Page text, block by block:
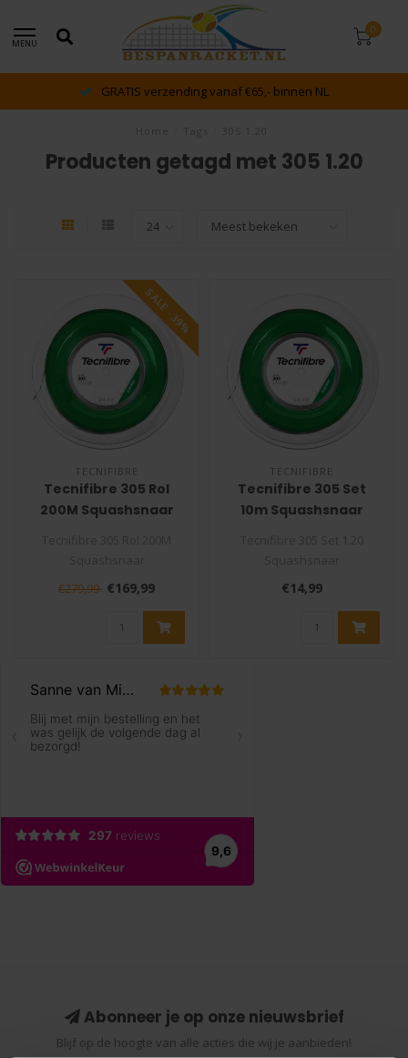
MENU
0
GRATIS verzending vanaf €65,- binnen NL
Producten getagd met 305 1.20
SALE -39%
TECNIFIBRE
Tecnifibre 305 Rol
200M Squashsnaar
De Tecnifibre 305 is de
bekendste en meest..
€279,99 €169,99
TECNIFIBRE
Tecnifibre 305 Set
10m Squashsnaar
De Tecnifibre 305 is de
bekendste en meest ..
€14,99
Abonneer je op onze nieuwsbrief
Blijf op de hoogte van alle acties die wij je aanbieden!